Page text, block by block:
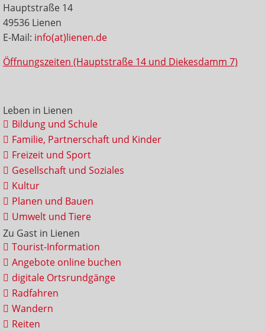
Hauptstraße 14
49536 Lienen
E-Mail: info(at)lienen.de
Öffnungszeiten (Hauptstraße 14 und Diekesdamm 7)
Leben in Lienen
Bildung und Schule
Familie, Partnerschaft und Kinder
Freizeit und Sport
Gesellschaft und Soziales
Kultur
Planen und Bauen
Umwelt und Tiere
Zu Gast in Lienen
Tourist-Information
Angebote online buchen
digitale Ortsrundgänge
Radfahren
Wandern
Reiten